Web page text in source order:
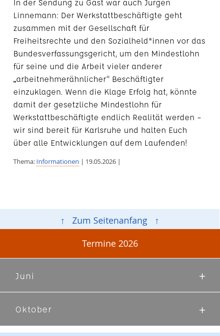
In der Sendung zu Gast war auch Jürgen
Linnemann: Der Werkstattbeschäftigte geht
zusammen mit der Gesellschaft für
Freiheitsrechte und den Sozialheld*innen vor das
Bundesverfassungsgericht, um den Mindestlohn
für seine und die Arbeit vieler anderer
„arbeitnehmerähnlicher“ Beschäftigter
einzuklagen. Wenn die Klage Erfolg hat, könnte
damit der gesetzliche Mindestlohn für
Werkstattbeschäftigte endlich Realität werden –
wir sind bereit für Karlsruhe und halten Euch
über alle Entwicklungen auf dem Laufenden!
Thema: Informationen | 19.05.2026 |
↑ Zum Seitenanfang ↑
Termine 2026
Juni
Oktober